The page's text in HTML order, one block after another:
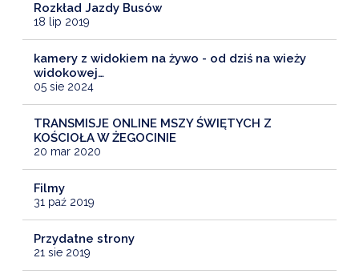
Rozkład Jazdy Busów
18 lip 2019
kamery z widokiem na żywo - od dziś na wieży
widokowej…
05 sie 2024
TRANSMISJE ONLINE MSZY ŚWIĘTYCH Z
KOŚCIOŁA W ŻEGOCINIE
20 mar 2020
Filmy
31 paź 2019
Przydatne strony
21 sie 2019